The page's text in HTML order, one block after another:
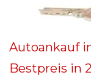
Autoankauf
Bestpreis in